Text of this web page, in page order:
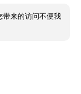
带来的访问不便我